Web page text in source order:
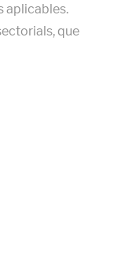
aplicables.
que